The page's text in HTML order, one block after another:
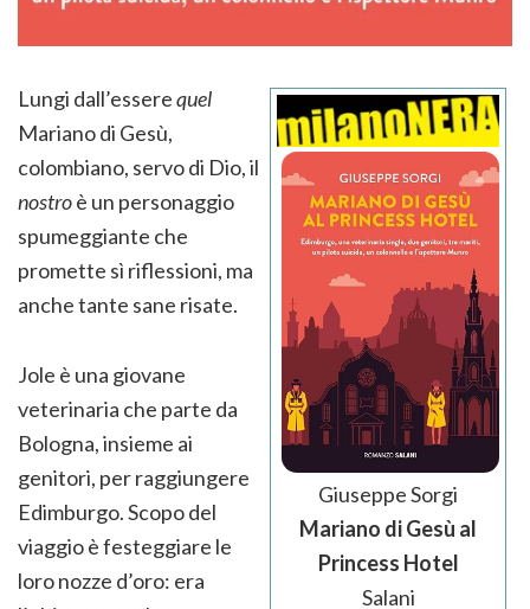
Giuseppe Sorgi
Mariano di Gesù al
Princess Hotel
Salani
Lungi dall’esserequel
Mariano di Gesù,
colombiano, servo di Dio, il
nostroè un personaggio
spumeggiante che
promette sì riflessioni, ma
anche tante sane risate.
Jole è una giovane
veterinaria che parte da
Bologna, insieme ai
genitori, per raggiungere
Edimburgo. Scopo del
viaggio è festeggiare le
loro nozze d’oro: era